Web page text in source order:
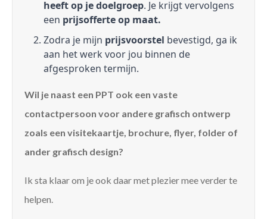
heeft op je doelgroep. Je krijgt vervolgens
een prijsofferte op maat.
Zodra je mijn prijsvoorstel bevestigd, ga ik
aan het werk voor jou binnen de
afgesproken termijn.
Wil je naast een PPT ook een vaste
contactpersoon voor andere grafisch ontwerp
zoals een visitekaartje, brochure, flyer, folder of
ander grafisch design?
Ik sta klaar om je ook daar met plezier mee verder te
helpen.